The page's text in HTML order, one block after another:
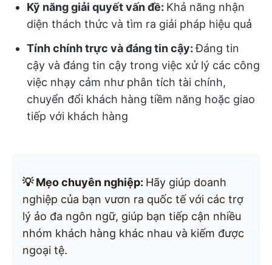
Kỹ năng giải quyết vấn đề: Khả năng nhận
diện thách thức và tìm ra giải pháp hiệu quả
Tính chính trực và đáng tin cậy:Đáng tin
cậy và đáng tin cậy trong việc xử lý các công
việc nhạy cảm như phân tích tài chính,
chuyển đổi khách hàng tiềm năng hoặc giao
tiếp với khách hàng
💡 Mẹo chuyên nghiệp: Hãy giúp doanh
nghiệp của bạn vươn ra quốc tế với các trợ
lý ảo đa ngôn ngữ, giúp bạn tiếp cận nhiều
nhóm khách hàng khác nhau và kiếm được
ngoại tệ.